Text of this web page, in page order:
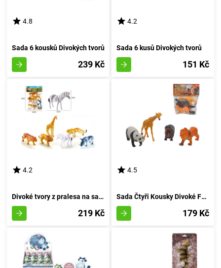
4.8
Sada 6 kousků Divokých tvorů
239 Kč
4.2
Sada 6 kusů Divokých tvorů
151 Kč
4.2
Divoké tvory z pralesa na safari
219 Kč
4.5
Sada Čtyři Kousky Divoké Fauny
179 Kč